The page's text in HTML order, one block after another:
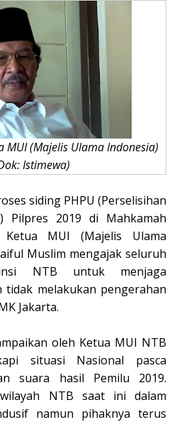
MUI (Majelis Ulama Indonesia)
Istimewa)
siding PHPU (Perselisihan
Pilpres 2019 di Mahkamah
MUI (Majelis Ulama
Muslim mengajak seluruh
NTB untuk menjaga
tidak melakukan pengerahan
Jakarta.
oleh Ketua MUI NTB
situasi Nasional pasca
suara hasil Pemilu 2019.
NTB saat ini dalam
namun pihaknya terus